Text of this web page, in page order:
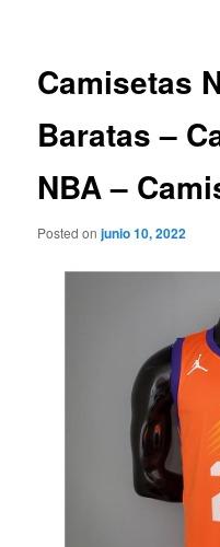
Camisetas
Baratas –
NBA –
Posted onjunio 10, 2022